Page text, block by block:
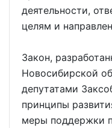
деятельности,
целям и
Закон,
Новосибирской
депутатами
принципы
меры поддержки